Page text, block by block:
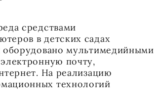
средствами
в детских садах
оборудовано мультимедийными
почту,
На реализацию
технологий